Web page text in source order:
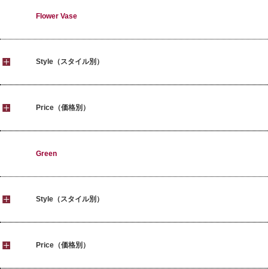
Flower Vase
Style（スタイル別）
Price（価格別）
Green
Style（スタイル別）
Price（価格別）